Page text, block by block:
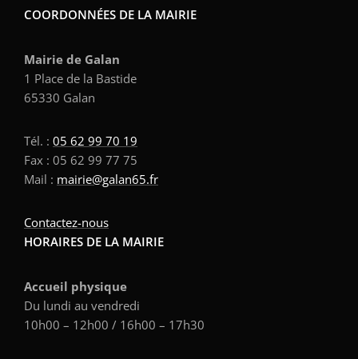
COORDONNÉES DE LA MAIRIE
Mairie de Galan
1 Place de la Bastide
65330 Galan
Tél. : 05 62 99 70 19
Fax : 05 62 99 77 75
Mail : mairie@galan65.fr
Contactez-nous
HORAIRES DE LA MAIRIE
Accueil physique
Du lundi au vendredi
10h00 – 12h00 / 16h00 – 17h30